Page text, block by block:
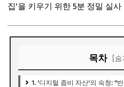
집'을 키우기 위한 5분 정밀 실
목차 [숨
1. '디지털 좀비 자산'의 숙청: "